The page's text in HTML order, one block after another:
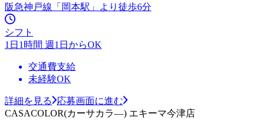
阪急神戸線「岡本駅」より徒歩6分
シフト
1日1時間 週1日からOK
交通費支給
未経験OK
詳細を見る
応募画面に進む
CASACOLOR(カーサカラ―) エキーマ今津店